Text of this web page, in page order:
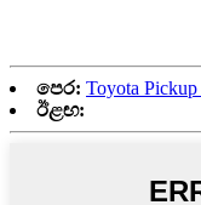
පෙර: Toyota
ඊළඟ: